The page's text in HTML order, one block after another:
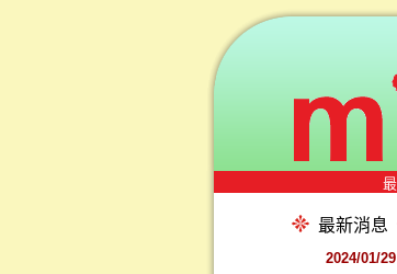
最新消息
2024/01/29